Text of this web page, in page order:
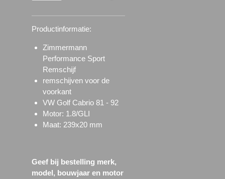
Productinformatie:
Zimmermann
Performance Sport
Remschijf
remschijven voor de
voorkant
VW Golf Cabrio 81 - 92
Motor: 1.8/GLI
Maat: 239x20 mm
Geef bij bestelling merk,
model, bouwjaar en motor